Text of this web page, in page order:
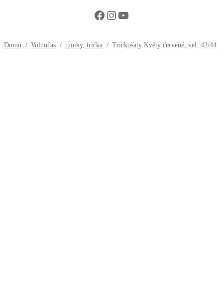
Facebook
Instagram
YouTube
Domů / Volnočas / tuniky, trička / Tričkošaty Květy červené, vel. 42/44